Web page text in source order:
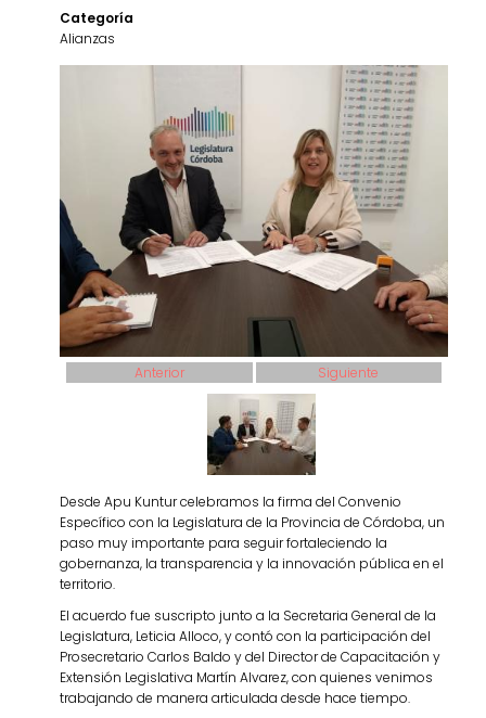
Categoría
Alianzas
Anterior Siguiente
Desde Apu Kuntur celebramos la firma del Convenio
Específico con la Legislatura de la Provincia de Córdoba, un
paso muy importante para seguir fortaleciendo la
gobernanza, la transparencia y la innovación pública en el
territorio.
El acuerdo fue suscripto junto a la Secretaria General de la
Legislatura, Leticia Alloco, y contó con la participación del
Prosecretario Carlos Baldo y del Director de Capacitación y
Extensión Legislativa Martín Alvarez, con quienes venimos
trabajando de manera articulada desde hace tiempo.